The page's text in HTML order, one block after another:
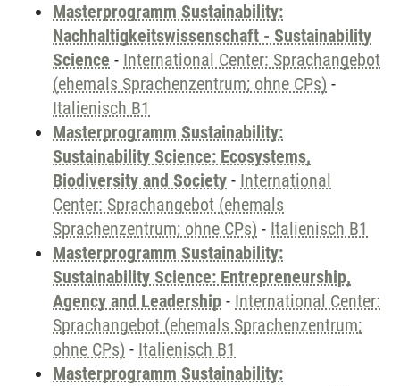
Masterprogramm Sustainability:
Nachhaltigkeitswissenschaft - Sustainability
Science - International Center: Sprachangebot
(ehemals Sprachenzentrum; ohne CPs) -
Italienisch B1
Masterprogramm Sustainability:
Sustainability Science: Ecosystems,
Biodiversity and Society - International
Center: Sprachangebot (ehemals
Sprachenzentrum; ohne CPs) - Italienisch B1
Masterprogramm Sustainability:
Sustainability Science: Entrepreneurship,
Agency and Leadership - International Center:
Sprachangebot (ehemals Sprachenzentrum;
ohne CPs) - Italienisch B1
Masterprogramm Sustainability: